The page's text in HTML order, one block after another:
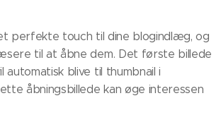
perfekte touch til dine blogindlæg, og
til at åbne dem. Det første billede
blive til thumbnail i
åbningsbillede kan øge interessen